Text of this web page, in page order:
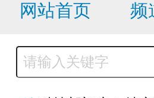
网站首页 频